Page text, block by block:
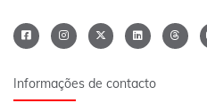
Informações de contacto